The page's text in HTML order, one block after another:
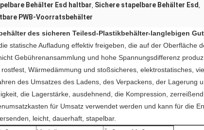
Behälter Esd haltbar, Sichere stapelbare Behälter Esd,
PWB-Voorratsbehälter
des sicheren Teilesd-Plastikbehälter-langlebigen
statische Aufladung effektiv freigeben, die auf der Oberfläche
Gebührenansammlung und hohe Spannungsdifferenz
Wärmedämmung und stoßsicheres, elektrostatisches,
des Umsatzes des Ladens, des Verpackens, der Lagerung
die Lagerstärke, ausdehnend, die Kompression,
für Umsatz verwendet werden und kann für die
leicht, dauerhaft, stapelbar.